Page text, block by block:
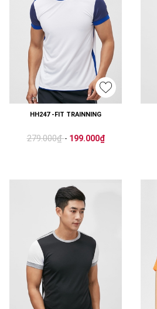
HH247 -FIT TRAINNING
279.000₫- 199.000₫